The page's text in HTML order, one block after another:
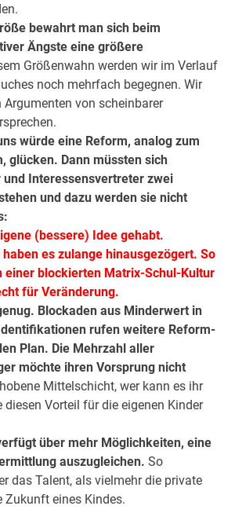
bewahrt man sich beim
Ängste eine größere
Größenwahn werden wir im Verlauf
noch mehrfach begegnen. Wir
Argumenten von scheinbarer
würde eine Reform, analog zum
glücken. Dann müssten sich
Interessensvertreter zwei
und dazu werden sie nicht
(bessere) Idee gehabt.
es zulange hinausgezögert. So
einer blockierten Matrix-Schul-Kultur
für Veränderung.
Blockaden aus Minderwert in
rufen weitere Reform-
Plan. Die Mehrzahl aller
möchte ihren Vorsprung nicht
Mittelschicht, wer kann es ihr
diesen Vorteil für die eigenen Kinder
über mehr Möglichkeiten, eine
auszugleichen. So
das Talent, als vielmehr die private
Zukunft eines Kindes.